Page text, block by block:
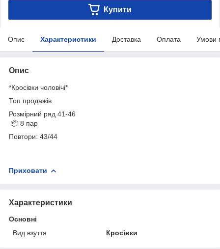
Купити
Опис Характеристики Доставка Оплата Умови
Опис
*Кросівки чоловічі*
Топ продажів
Розмірний ряд 41-46
📦 8 пар
Повтори: 43/44
Приховати
Характеристики
Основні
Вид взуття
Кросівки